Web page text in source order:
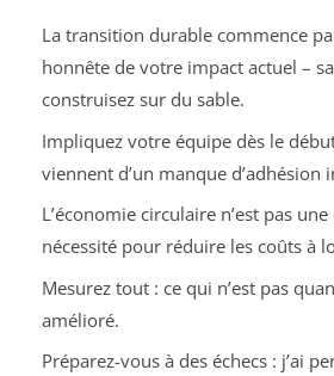
La transition durable commence
honnête de votre impact actuel –
construisez sur du sable.
Impliquez votre équipe dès le
viennent d’un manque d’adhésion
L’économie circulaire n’est pas
nécessité pour réduire les coûts à
Mesurez tout : ce qui n’est pas
amélioré.
Préparez-vous à des échecs : j’ai